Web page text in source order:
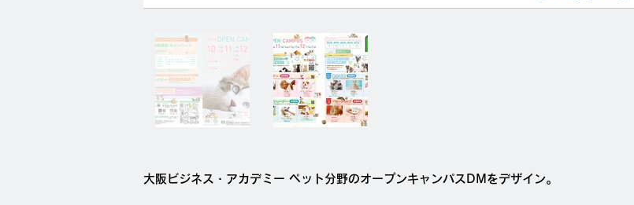
大阪ビジネス・アカデミー ペット分野のオープンキャンパスDMをデザイン。